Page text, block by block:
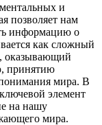
и
позволяет нам
информацию о
как сложный
оказывающий
принятию
мира. В
элемент
на нашу
мира.